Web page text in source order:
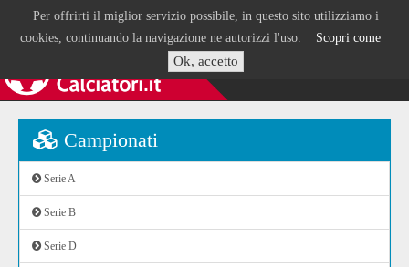
Per offrirti il miglior servizio possibile, in questo sito utilizziamo i
cookies, continuando la navigazione ne autorizzi l'uso. Scopri come
Ok, accetto
Campionati
Serie A
Serie B
Serie D